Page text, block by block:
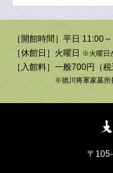
［開館時間］平日 11:00
［休館日］火曜日
※火曜日
［入館料］一般700円（
※徳川将軍家墓所
〒